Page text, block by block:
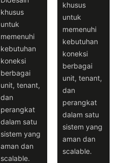
khusus
untuk
memenuhi
kebutuhan
koneksi
berbagai
unit, tenant,
dan
perangkat
dalam satu
sistem yang
aman dan
scalable.
khusus
untuk
memenuhi
kebutuhan
koneksi
berbagai
unit, tenant,
dan
perangkat
dalam satu
sistem yang
aman dan
scalable.